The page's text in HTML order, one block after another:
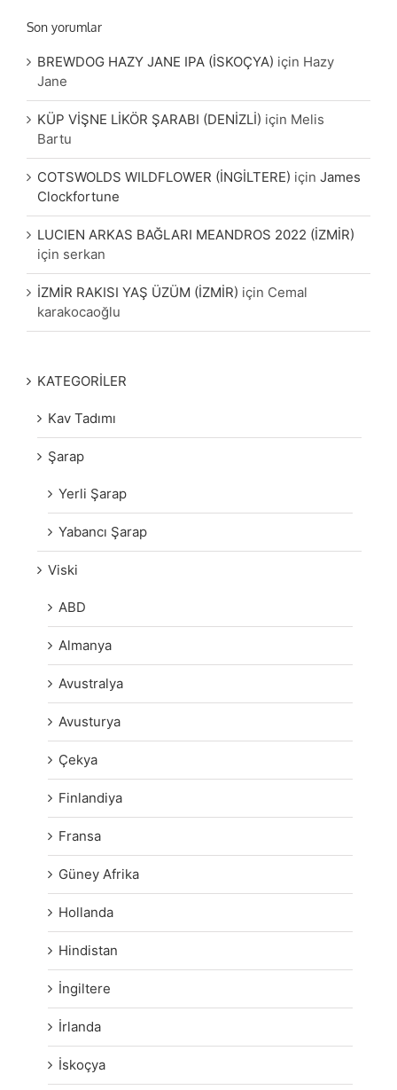
Son yorumlar
BREWDOG HAZY JANE IPA (İSKOÇYA) için Hazy
Jane
KÜP VİŞNE LİKÖR ŞARABI (DENİZLİ) için Melis
Bartu
COTSWOLDS WILDFLOWER (İNGİLTERE) için James
Clockfortune
LUCIEN ARKAS BAĞLARI MEANDROS 2022 (İZMİR)
için serkan
İZMİR RAKISI YAŞ ÜZÜM (İZMİR) için Cemal
karakocaoğlu
KATEGORİLER
Kav Tadımı
Şarap
Yerli Şarap
Yabancı Şarap
Viski
ABD
Almanya
Avustralya
Avusturya
Çekya
Finlandiya
Fransa
Güney Afrika
Hollanda
Hindistan
İngiltere
İrlanda
İskoçya